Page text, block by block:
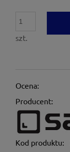
szt.
Ocena:
Producent:
Kod produktu: